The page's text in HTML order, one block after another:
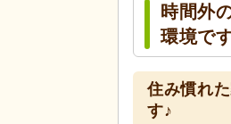
時間外
環境で
住み慣れ
す♪